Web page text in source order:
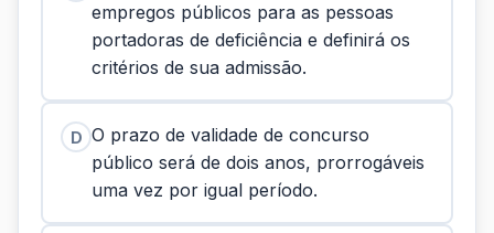
empregos públicos para as pessoas
portadoras de deficiência e definirá os
critérios de sua admissão.
D O prazo de validade de concurso
público será de dois anos, prorrogáveis
uma vez por igual período.